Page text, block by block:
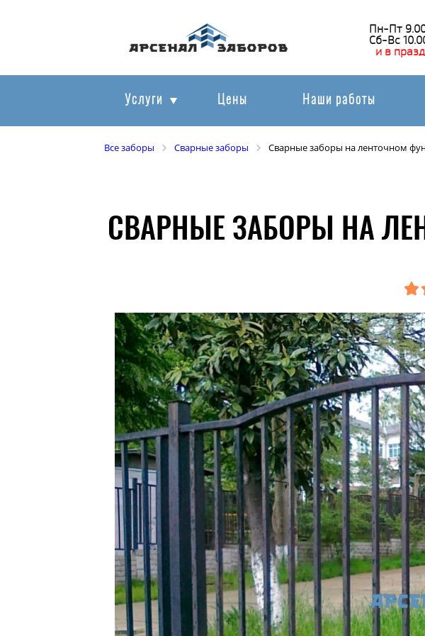
Пн-Пт
Сб-Вс
и в
Услуги Цены Наши работы
Все заборы Сварные заборы Сварные заборы на ленточном
СВАРНЫЕ ЗАБОРЫ НА